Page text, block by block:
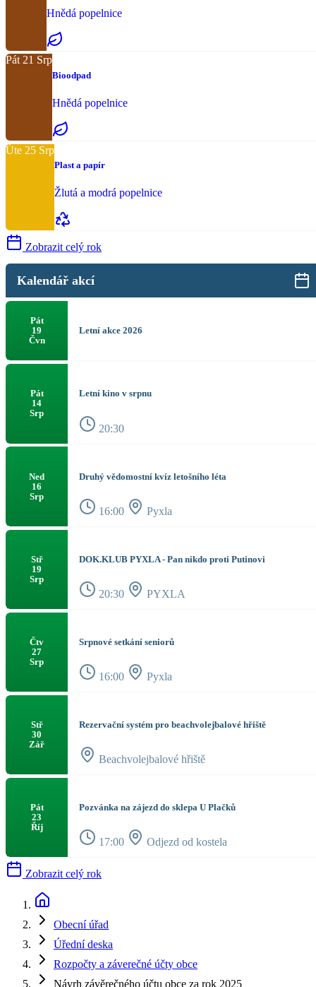
Hnědá popelnice
Pát 21 Srp
Bioodpad
Hnědá popelnice
Úte 25 Srp
Plast a papír
Žlutá a modrá popelnice
Zobrazit celý rok
Kalendář akcí
Pát
19
Čvn
Letní akce 2026
Pát
14
Srp
Letní kino v srpnu
20:30
Ned
16
Srp
Druhý vědomostní kvíz letošního léta
16:00 Pyxla
Stř
19
Srp
DOK.KLUB PYXLA - Pan nikdo proti Putinovi
20:30 PYXLA
Čtv
27
Srp
Srpnové setkání seniorů
16:00 Pyxla
Stř
30
Zář
Rezervační systém pro beachvolejbalové hřiště
Beachvolejbalové hřiště
Pát
23
Říj
Pozvánka na zájezd do sklepa U Plačků
17:00 Odjezd od kostela
Zobrazit celý rok
Obecní úřad
Úřední deska
Rozpočty a záverečné účty obce
Návrh závěrečného účtu obce za rok 2025